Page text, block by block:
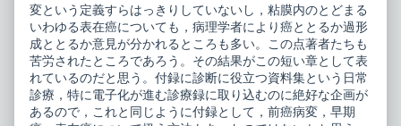
published
on
癌
診
療
の
最
前
線,
変という定義すらはっきりしていないし，粘膜内のとどまる
いわゆる表在癌についても，病理学者により癌ととるか過形
成ととるか意見が分かれるところも多い。この点著者たちも
苦労されたところであろう。その結果がこの短い章として表
れているのだと思う。付録に診断に役立つ資料集という日常
診療，特に電子化が進む診療録に取り込むのに絶好な企画が
あるので，これと同じように付録として，前癌病変，早期